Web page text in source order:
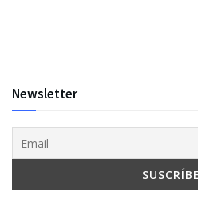
Newsletter